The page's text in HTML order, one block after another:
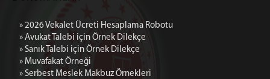
Hukuk Mahkemeleri Tevzi Bürosu Çalışma
Esasları
Ön Büro Tanıtım Broşürü
Görünümler
» 2026 Vekalet Ücreti Hesaplama Robotu
» Avukat Talebi için Örnek Dilekçe
» Sanık Talebi için Örnek Dilekçe
» Muvafakat Örneği
» Serbest Meslek Makbuz Örnekleri